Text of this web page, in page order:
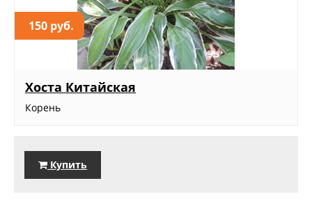
150 руб.
Хоста Китайская
Корень
Купить